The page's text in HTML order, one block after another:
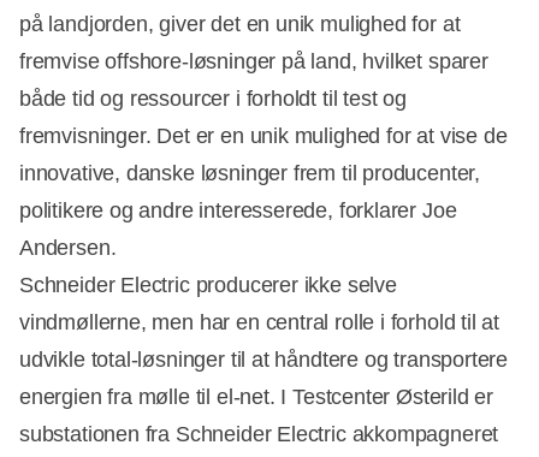
på landjorden, giver det en unik mulighed for at
fremvise offshore-løsninger på land, hvilket sparer
både tid og ressourcer i forholdt til test og
fremvisninger. Det er en unik mulighed for at vise de
innovative, danske løsninger frem til producenter,
politikere og andre interesserede, forklarer Joe
Andersen.
Schneider Electric producerer ikke selve
vindmøllerne, men har en central rolle i forhold til at
udvikle total-løsninger til at håndtere og transportere
energien fra mølle til el-net. I Testcenter Østerild er
substationen fra Schneider Electric akkompagneret